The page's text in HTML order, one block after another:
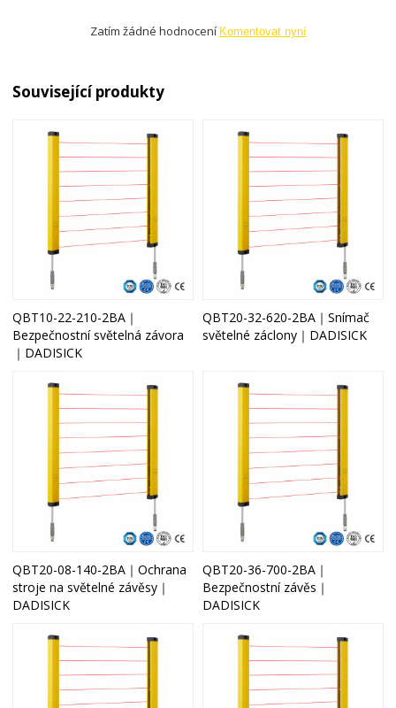
Zatím žádné hodnocení Komentovat nyní
Související produkty
QBT10-22-210-2BA｜
Bezpečnostní světelná závora
｜DADISICK
QBT20-32-620-2BA｜Snímač
světelné záclony｜DADISICK
QBT20-08-140-2BA｜Ochrana
stroje na světelné závěsy｜
DADISICK
QBT20-36-700-2BA｜
Bezpečnostní závěs｜
DADISICK